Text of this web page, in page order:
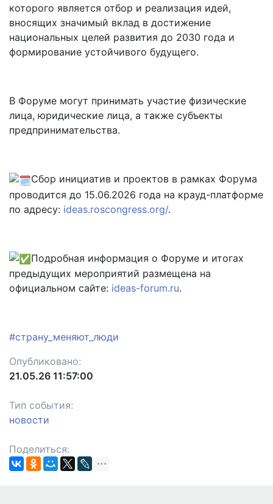
которого является отбор и реализация идей,
вносящих значимый вклад в достижение
национальных целей развития до 2030 года и
формирование устойчивого будущего.
В Форуме могут принимать участие физические
лица, юридические лица, а также субъекты
предпринимательства.
Сбор инициатив и проектов в рамках Форума
проводится до 15.06.2026 года на крауд-платформе
по адресу: ideas.roscongress.org/.
Подробная информация о Форуме и итогах
предыдущих мероприятий размещена на
официальном сайте: ideas-forum.ru.
#страну_меняют_люди
Опубликовано:
21.05.26 11:57:00
Тип события:
новости
Поделиться: